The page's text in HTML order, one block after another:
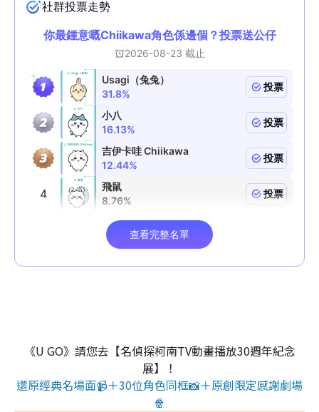
《U GO》請您去【名偵探柯南TV動畫播放30週年紀念
展】！
還原經典名場面📹＋30位角色同框📸＋原創限定感謝劇場
🍿